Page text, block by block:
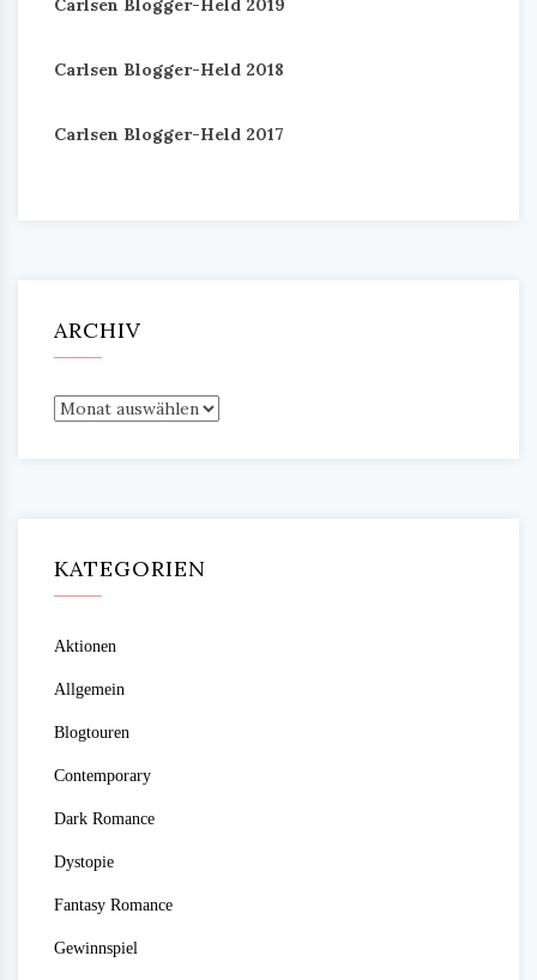
Carlsen Blogger-Held 2018
Carlsen Blogger-Held 2017
ARCHIV
Archiv
KATEGORIEN
Aktionen
Allgemein
Blogtouren
Contemporary
Dark Romance
Dystopie
Fantasy Romance
Gewinnspiel